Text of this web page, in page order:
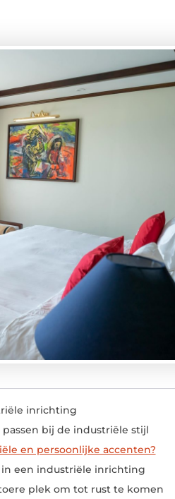
inrichting
bij de industriële stijl
en persoonlijke accenten?
een industriële inrichting
plek om tot rust te komen